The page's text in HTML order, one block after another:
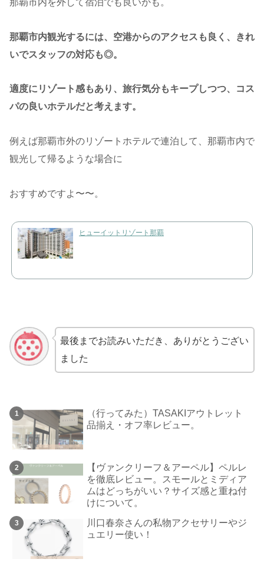
那覇市内観光するには、空港からのアクセスも良く、きれ
いでスタッフの対応も◎。
適度にリゾート感もあり、旅行気分もキープしつつ、コス
パの良いホテルだと考えます。
例えば那覇市外のリゾートホテルで連泊して、那覇市内で
観光して帰るような場合に
おすすめですよ〜〜。
ヒューイットリゾート那覇
最後までお読みいただき、ありがとうござい
ました
（行ってみた）TASAKIアウトレット
品揃え・オフ率レビュー。
【ヴァンクリーフ＆アーペル】ペルレ
を徹底レビュー。スモールとミディア
ムはどっちがいい？サイズ感と重ね付
けについて。
川口春奈さんの私物アクセサリーやジ
ュエリー使い！